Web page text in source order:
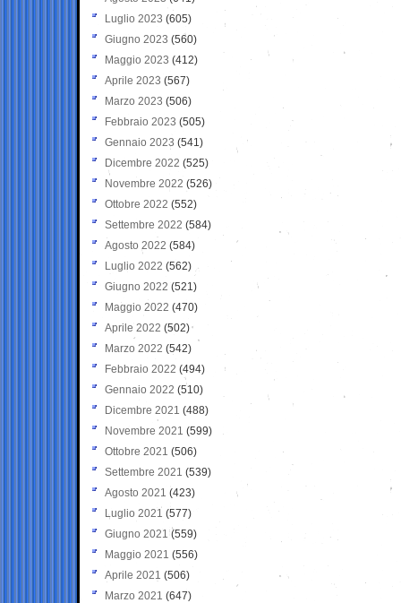
Luglio 2023 (605)
Giugno 2023 (560)
Maggio 2023 (412)
Aprile 2023 (567)
Marzo 2023 (506)
Febbraio 2023 (505)
Gennaio 2023 (541)
Dicembre 2022 (525)
Novembre 2022 (526)
Ottobre 2022 (552)
Settembre 2022 (584)
Agosto 2022 (584)
Luglio 2022 (562)
Giugno 2022 (521)
Maggio 2022 (470)
Aprile 2022 (502)
Marzo 2022 (542)
Febbraio 2022 (494)
Gennaio 2022 (510)
Dicembre 2021 (488)
Novembre 2021 (599)
Ottobre 2021 (506)
Settembre 2021 (539)
Agosto 2021 (423)
Luglio 2021 (577)
Giugno 2021(559)
Maggio 2021 (556)
Aprile 2021 (506)
Marzo 2021 (647)